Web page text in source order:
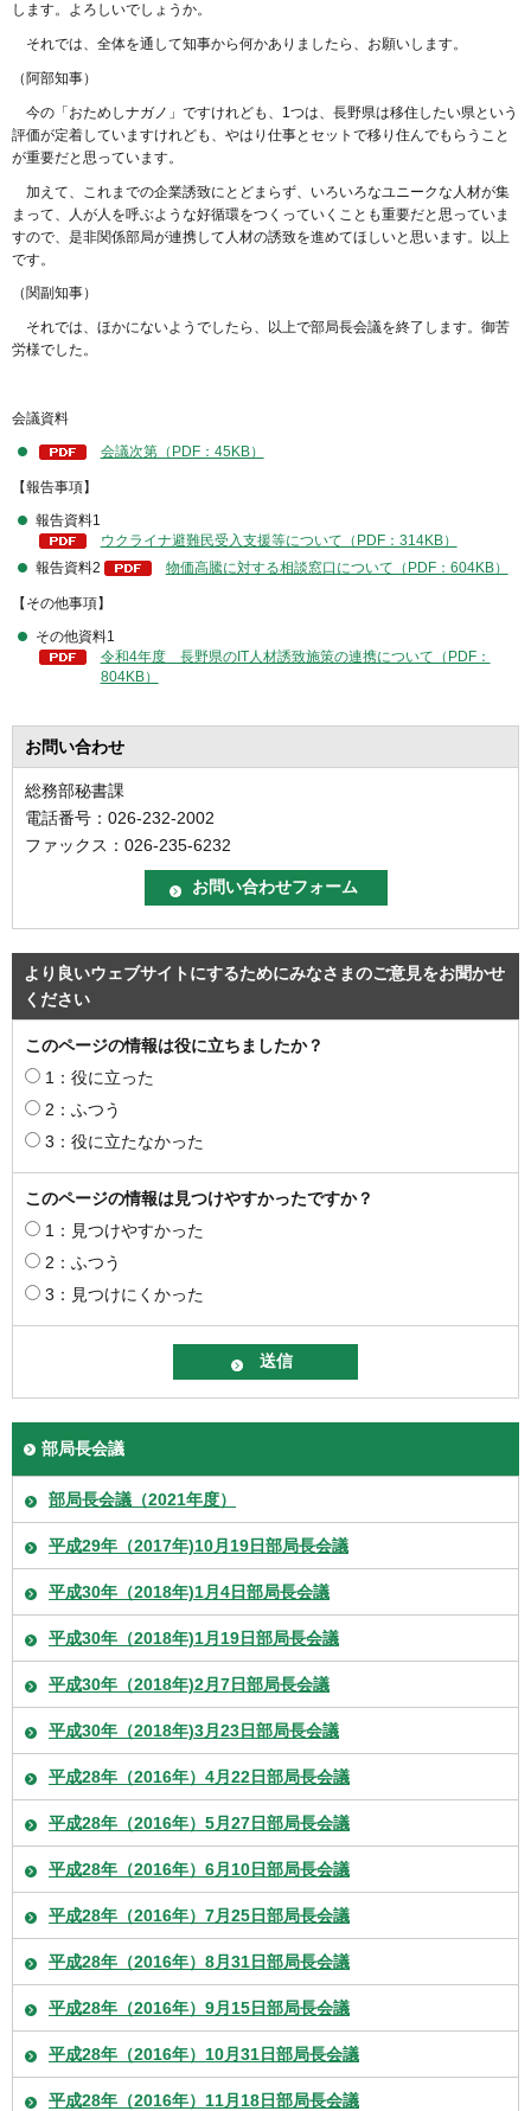
します。よろしいでしょうか。
それでは、全体を通して知事から何かありましたら、お願いします。
（阿部知事）
今の「おためしナガノ」ですけれども、1つは、長野県は移住したい県という
評価が定着していますけれども、やはり仕事とセットで移り住んでもらうこと
が重要だと思っています。
加えて、これまでの企業誘致にとどまらず、いろいろなユニークな人材が集
まって、人が人を呼ぶような好循環をつくっていくことも重要だと思っていま
すので、是非関係部局が連携して人材の誘致を進めてほしいと思います。以上
です。
（関副知事）
それでは、ほかにないようでしたら、以上で部局長会議を終了します。御苦
労様でした。
会議資料
会議次第（PDF：45KB）
【報告事項】
報告資料1
ウクライナ避難民受入支援等について（PDF：314KB）
報告資料2
物価高騰に対する相談窓口について（PDF：604KB）
【その他事項】
その他資料1
令和4年度 長野県のIT人材誘致施策の連携について（PDF：
804KB）
お問い合わせ
総務部秘書課
電話番号：026-232-2002
ファックス：026-235-6232
より良いウェブサイトにするためにみなさまのご意見をお聞かせ
ください
このページの情報は役に立ちましたか？
1：役に立った
2：ふつう
3：役に立たなかった
このページの情報は見つけやすかったですか？
1：見つけやすかった
2：ふつう
3：見つけにくかった
部局長会議
部局長会議（2021年度）
平成29年（2017年)10月19日部局長会議
平成30年（2018年)1月4日部局長会議
平成30年（2018年)1月19日部局長会議
平成30年（2018年)2月7日部局長会議
平成30年（2018年)3月23日部局長会議
平成28年（2016年）4月22日部局長会議
平成28年（2016年）5月27日部局長会議
平成28年（2016年）6月10日部局長会議
平成28年（2016年）7月25日部局長会議
平成28年（2016年）8月31日部局長会議
平成28年（2016年）9月15日部局長会議
平成28年（2016年）10月31日部局長会議
平成28年（2016年）11月18日部局長会議